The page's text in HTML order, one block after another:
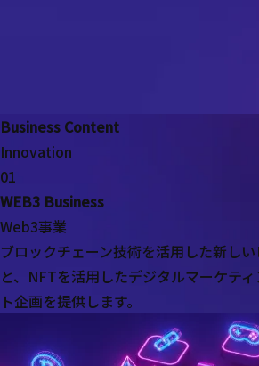
Business Content
Innovation
01
WEB3 Business
Web3事業
ブロックチェーン技術を活用した新し
と、 NFTを活用したデジタルマーケテ
ト企画を提供します。